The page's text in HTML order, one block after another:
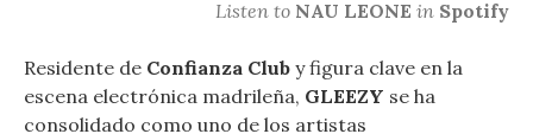
Listen to NAU LEONE in Spotify
Residente de Confianza Club y figura clave en la
escena electrónica madrileña, GLEEZY se ha
consolidado como uno de los artistas